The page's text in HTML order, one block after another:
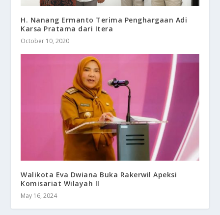
H. Nanang Ermanto Terima Penghargaan Adi
Karsa Pratama dari Itera
October 10, 2020
Walikota Eva Dwiana Buka Rakerwil Apeksi
Komisariat Wilayah II
May 16, 2024